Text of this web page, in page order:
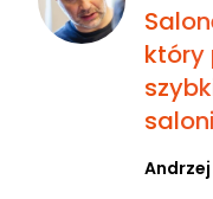
który